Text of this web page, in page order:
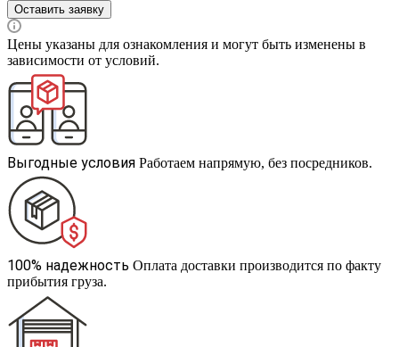
Оставить заявку
Цены указаны для ознакомления и могут быть изменены в
зависимости от условий.
Выгодные условия Работаем напрямую, без посредников.
100% надежность Оплата доставки производится по факту
прибытия груза.